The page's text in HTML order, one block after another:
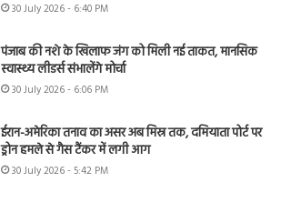
30 July 2026 - 6:40 PM
पंजाब की नशे के खिलाफ जंग को मिली नई ताकत, मानसिक
स्वास्थ्य लीडर्स संभालेंगे मोर्चा
30 July 2026 - 6:06 PM
ईरान-अमेरिका तनाव का असर अब मिस्र तक, दमियाता पोर्ट पर
ड्रोन हमले से गैस टैंकर में लगी आग
30 July 2026 - 5:42 PM